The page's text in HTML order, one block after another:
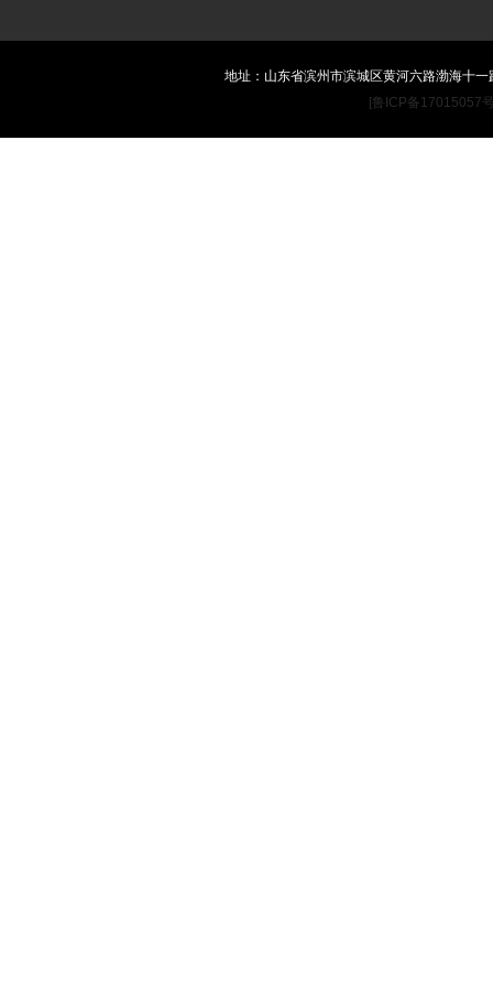
地址：山东省滨州市滨城区黄河六路渤海十
[鲁ICP备17015057